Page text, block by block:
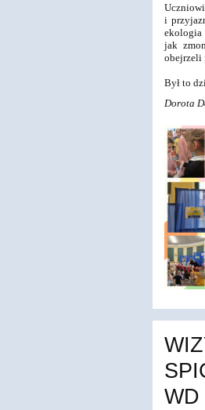
i
ekologia
jak
obejrzeli
Był to
Dorota
WD